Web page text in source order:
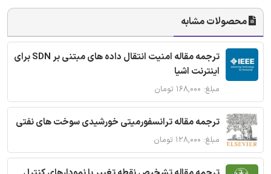
محصولات مشابه
ترجمه مقاله امنیت انتقال داده های مبتنی بر SDN برای
اینترنت اشیا
مبلغ: ۱۶۸,۰۰۰ تومان
ترجمه مقاله ترانسفورمیتی خورشیدی سوخت های نفتی
مبلغ: ۱۲۸,۰۰۰ تومان